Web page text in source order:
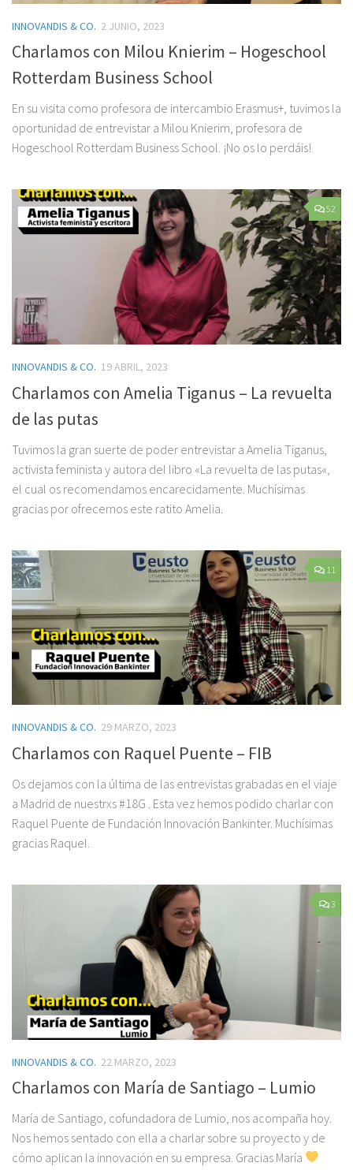
INNOVANDIS & CO. 2 JUNIO, 2023
Charlamos con Milou Knierim – Hogeschool
Rotterdam Business School
En su visita como profesora de intercambio Erasmus+, tuvimos la
oportunidad de entrevistar a Milou Knierim, profesora de
Hogeschool Rotterdam Business School. ¡No os lo perdáis!
52
INNOVANDIS & CO. 19 ABRIL, 2023
Charlamos con Amelia Tiganus – La revuelta
de las putas
Tuvimos la gran suerte de poder entrevistar a Amelia Tiganus,
activista feminista y autora del libro «La revuelta de las putas«,
el cual os recomendamos encarecidamente. Muchísimas
gracias por ofrecernos este ratito Amelia.
11
INNOVANDIS & CO. 29 MARZO, 2023
Charlamos con Raquel Puente – FIB
Os dejamos con la última de las entrevistas grabadas en el viaje
a Madrid de nuestrxs #18G . Esta vez hemos podido charlar con
Raquel Puente de Fundación Innovación Bankinter. Muchísimas
gracias Raquel.
3
INNOVANDIS & CO. 22 MARZO, 2023
Charlamos con María de Santiago – Lumio
María de Santiago, cofundadora de Lumio, nos acompaña hoy.
Nos hemos sentado con ella a charlar sobre su proyecto y de
cómo aplican la innovación en su empresa. Gracias María